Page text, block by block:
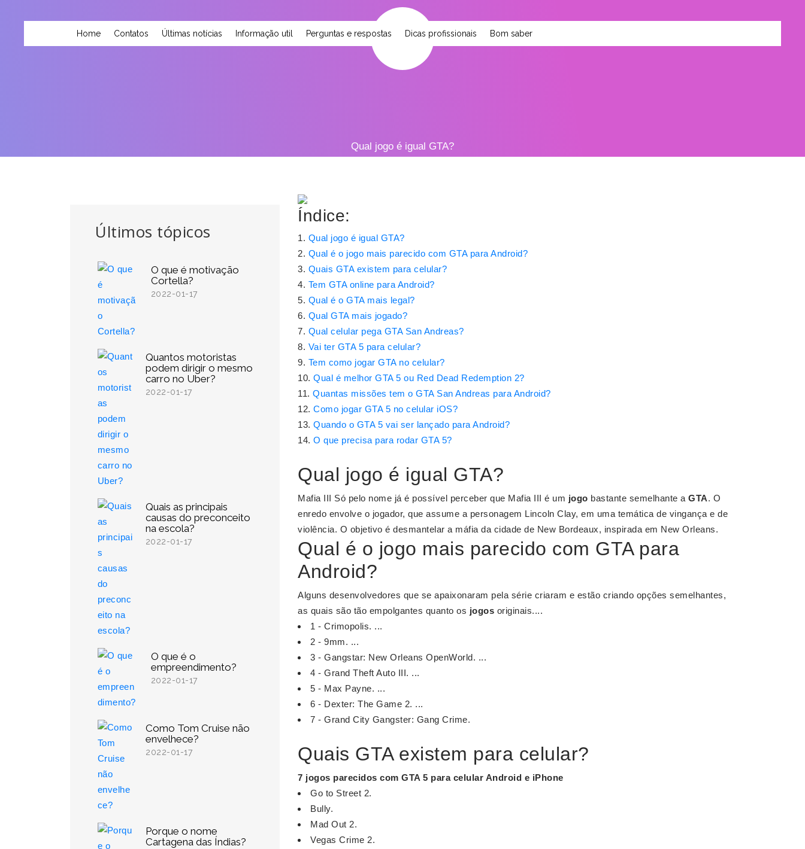
Home Contatos Últimas notícias Informação util Perguntas e respostas Dicas profissionais Bom saber
Qual jogo é igual GTA?
Últimos tópicos
O que é motivação
Cortella?
2022-01-17
Quantos motoristas
podem dirigir o mesmo
carro no Uber?
2022-01-17
Quais as principais
causas do preconceito
na escola?
2022-01-17
O que é o
empreendimento?
2022-01-17
Como Tom Cruise não
envelhece?
2022-01-17
Porque o nome
Cartagena das Índias?
Índice:
Qual jogo é igual GTA?
Qual é o jogo mais parecido com GTA para Android?
Quais GTA existem para celular?
Tem GTA online para Android?
Qual é o GTA mais legal?
Qual GTA mais jogado?
Qual celular pega GTA San Andreas?
Vai ter GTA 5 para celular?
Tem como jogar GTA no celular?
Qual é melhor GTA 5 ou Red Dead Redemption 2?
Quantas missões tem o GTA San Andreas para Android?
Como jogar GTA 5 no celular iOS?
Quando o GTA 5 vai ser lançado para Android?
O que precisa para rodar GTA 5?
Qual jogo é igual GTA?
Mafia III Só pelo nome já é possível perceber que Mafia III é um jogo bastante semelhante a GTA. O
enredo envolve o jogador, que assume a personagem Lincoln Clay, em uma temática de vingança e de
violência. O objetivo é desmantelar a máfia da cidade de New Bordeaux, inspirada em New Orleans.
Qual é o jogo mais parecido com GTA para
Android?
Alguns desenvolvedores que se apaixonaram pela série criaram e estão criando opções semelhantes,
as quais são tão empolgantes quanto os jogos originais....
1 - Crimopolis. ...
2 - 9mm. ...
3 - Gangstar: New Orleans OpenWorld. ...
4 - Grand Theft Auto III. ...
5 - Max Payne. ...
6 - Dexter: The Game 2. ...
7 - Grand City Gangster: Gang Crime.
Quais GTA existem para celular?
7 jogos parecidos com GTA5 para celular Android e iPhone
Go to Street 2.
Bully.
Mad Out 2.
Vegas Crime 2.